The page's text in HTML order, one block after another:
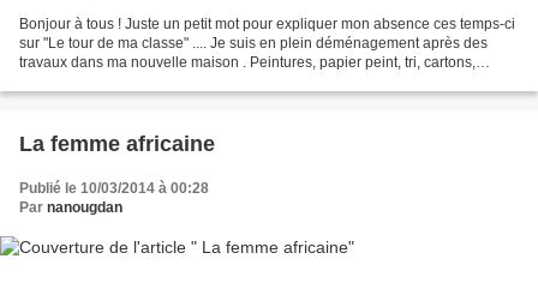
Bonjour à tous ! Juste un petit mot pour expliquer mon absence ces temps-ci
sur "Le tour de ma classe" .... Je suis en plein déménagement après des
travaux dans ma nouvelle maison . Peintures, papier peint, tri, cartons,
La femme africaine
Publié le 10/03/2014 à 00:28
Par nanougdan